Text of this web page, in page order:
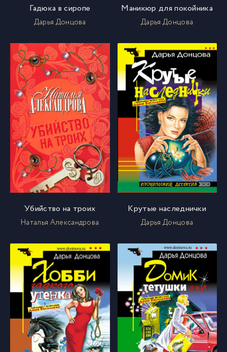
Гадюка в сиропе
Дарья Донцова
Маникюр для покойника
Дарья Донцова
Убийство на троих
Наталья Александрова
Крутые наследнички
Дарья Донцова